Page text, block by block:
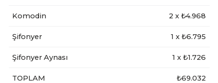
Komodin 2 x ₺4.968
Şifonyer 1 x ₺6.795
Şifonyer Aynası 1 x ₺1.726
TOPLAM ₺69.032